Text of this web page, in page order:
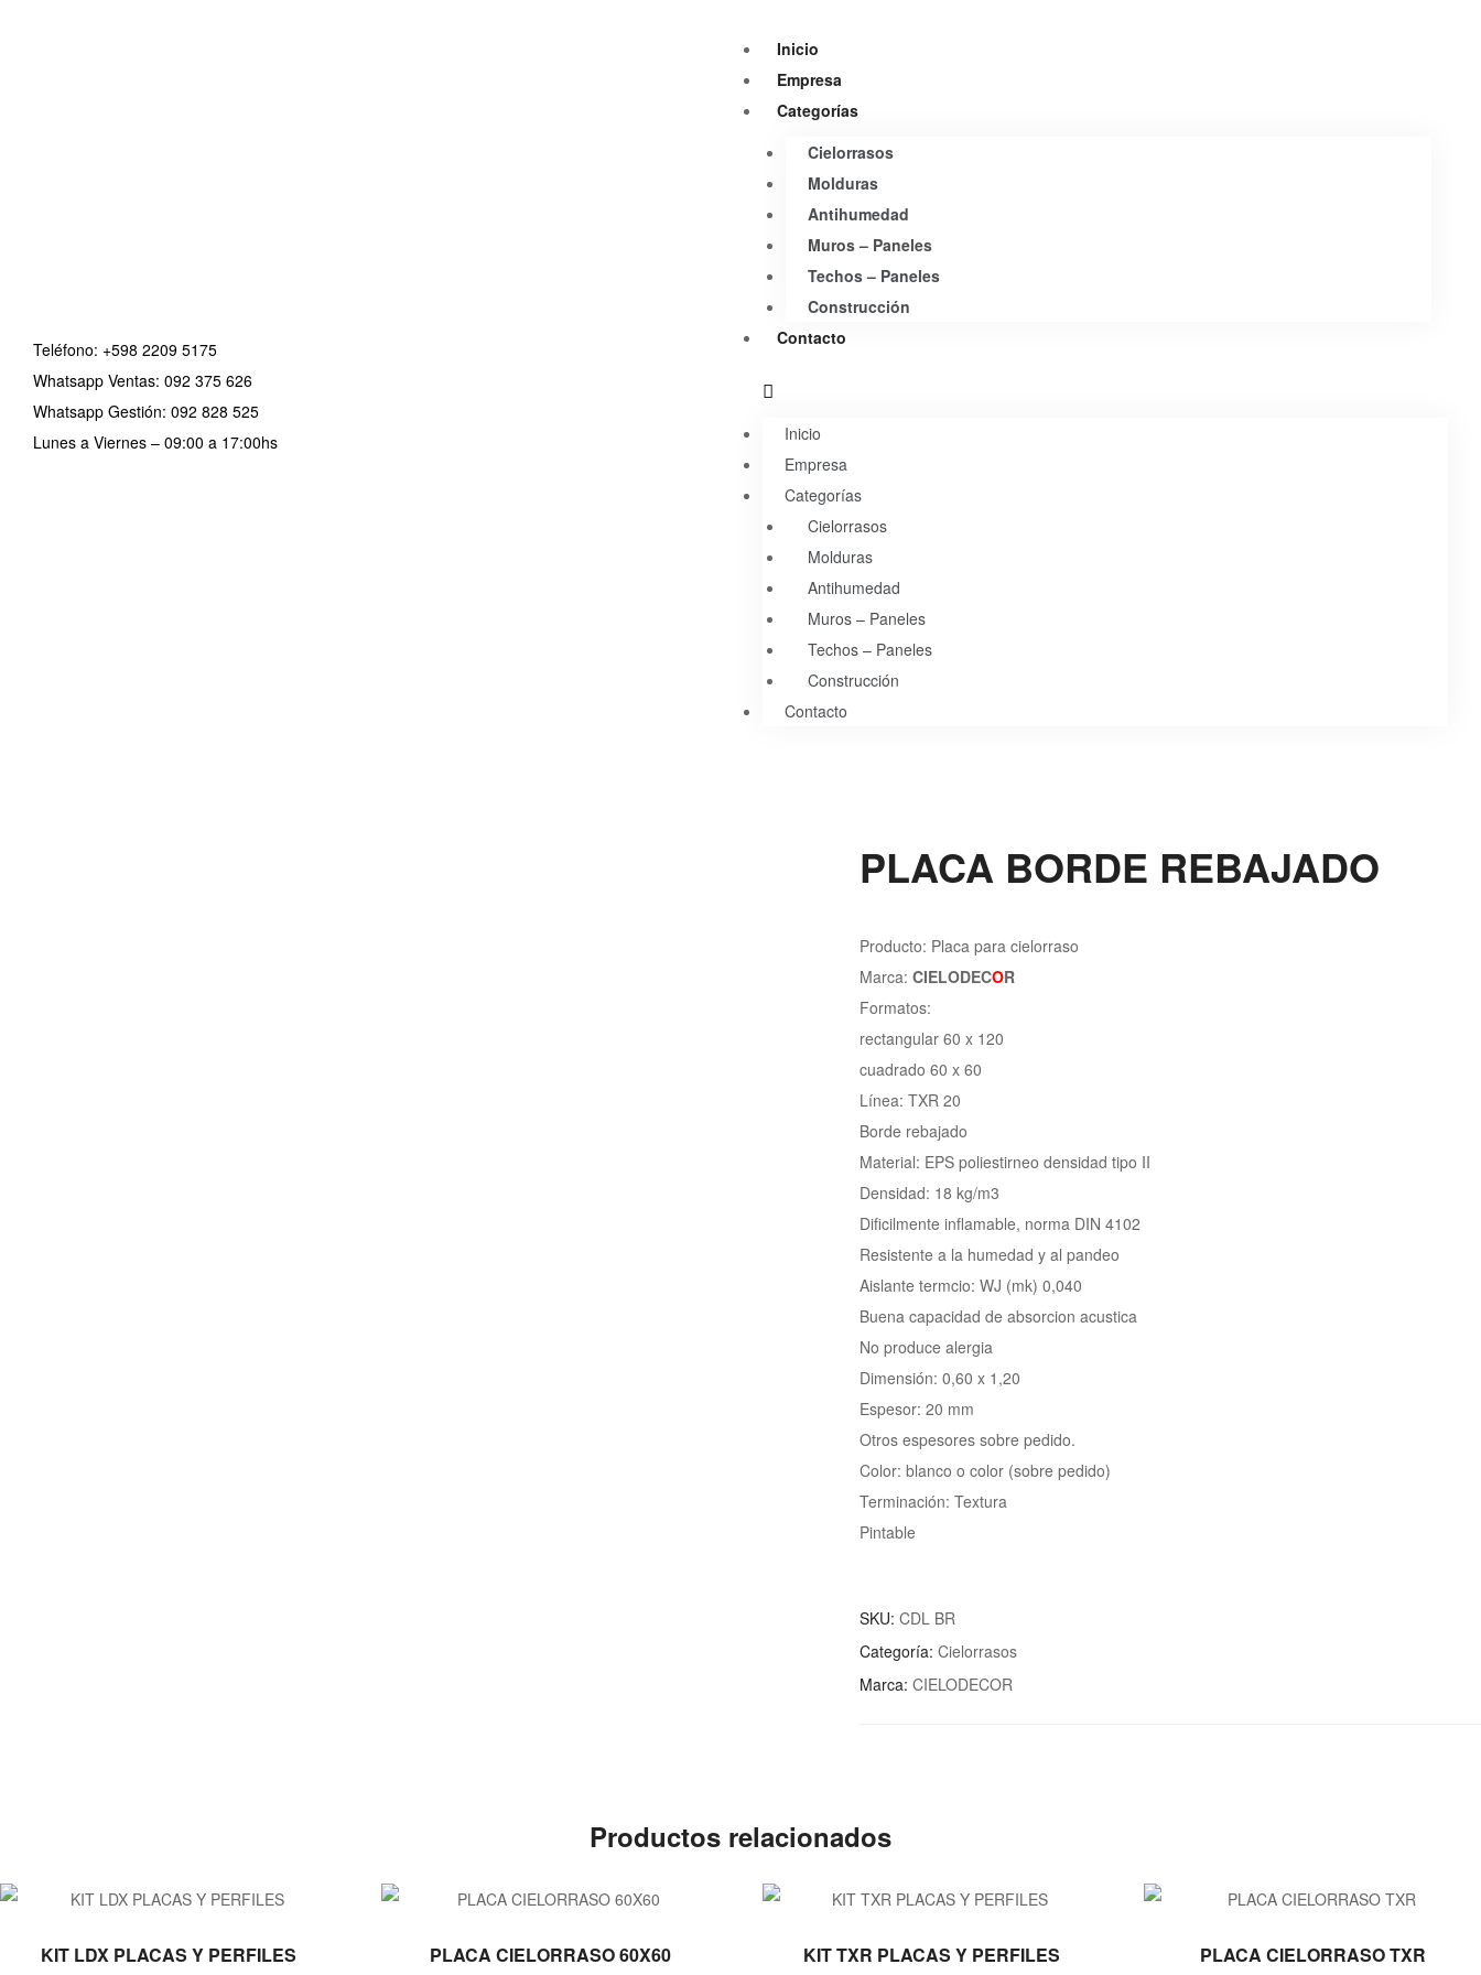
Teléfono: +598 2209 5175
Whatsapp Ventas: 092 375 626
Whatsapp Gestión: 092 828 525
Lunes a Viernes – 09:00 a 17:00hs
Inicio
Empresa
Categorías
Cielorrasos
Molduras
Antihumedad
Muros – Paneles
Techos – Paneles
Construcción
Contacto
Inicio
Empresa
Categorías
Cielorrasos
Molduras
Antihumedad
Muros – Paneles
Techos – Paneles
Construcción
Contacto
PLACA BORDE REBAJADO
Producto: Placa para cielorraso
Marca: CIELODECOR
Formatos:
rectangular 60 x 120
cuadrado 60 x 60
Línea: TXR 20
Borde rebajado
Material: EPS poliestirneo densidad tipo II
Densidad: 18 kg/m3
Dificilmente inflamable, norma DIN 4102
Resistente a la humedad y al pandeo
Aislante termcio: WJ (mk) 0,040
Buena capacidad de absorcion acustica
No produce alergia
Dimensión: 0,60 x 1,20
Espesor: 20 mm
Otros espesores sobre pedido.
Color: blanco o color (sobre pedido)
Terminación: Textura
Pintable
SKU: CDL BR
Categoría: Cielorrasos
Marca: CIELODECOR
Productos relacionados
LEER MÁS
KIT LDX PLACAS Y PERFILES LEER MÁS
PLACA CIELORRASO 60X60 LEER MÁS
KIT TXR PLACAS Y PERFILES LEER MÁS
PLACA CIELORRASO TXR